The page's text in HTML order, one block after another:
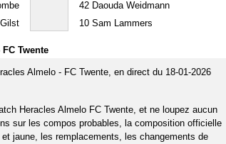
42Daouda Weidmann
10Sam Lammers
Twente
Almelo - FC Twente, en direct du 18-01-2026
Heracles Almelo FC Twente, et ne loupez aucun
sur les compos probables, la composition officielle
jaune, les remplacements, les changements de